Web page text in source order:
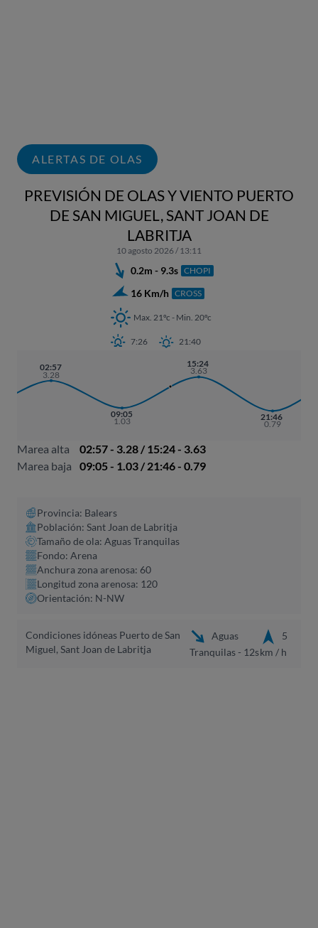
ALERTAS DE OLAS
PREVISIÓN DE OLAS Y VIENTO PUERTO
DE SAN MIGUEL, SANT JOAN DE
LABRITJA
10 agosto 2026 / 13:11
0.2m - 9.3s CHOPI
16 Km/h CROSS
Max. 21ºc - Min. 20ºc
7:26 21:40
02:57
3.28
09:05
1.03
15:24
3.63
21:46
0.79
Marea alta
02:57 - 3.28 / 15:24 - 3.63
Marea baja
09:05 - 1.03 / 21:46 - 0.79
Provincia: Balears
Población: Sant Joan de Labritja
Tamaño de ola: Aguas Tranquilas
Fondo: Arena
Anchura zona arenosa: 60
Longitud zona arenosa: 120
Orientación: N-NW
Condiciones idóneas Puerto de San
Miguel, Sant Joan de Labritja
Aguas
Tranquilas - 12s
5
km / h